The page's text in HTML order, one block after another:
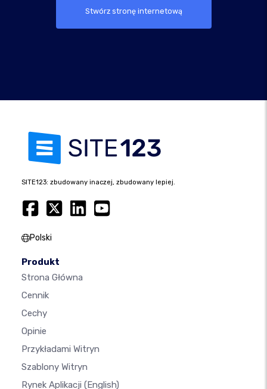
Stwórz stronę internetową
SITE123: zbudowany inaczej, zbudowany lepiej.
Polski
Produkt
Strona Główna
Cennik
Cechy
Opinie
Przykładami Witryn
Szablony Witryn
Rynek Aplikacji (English)